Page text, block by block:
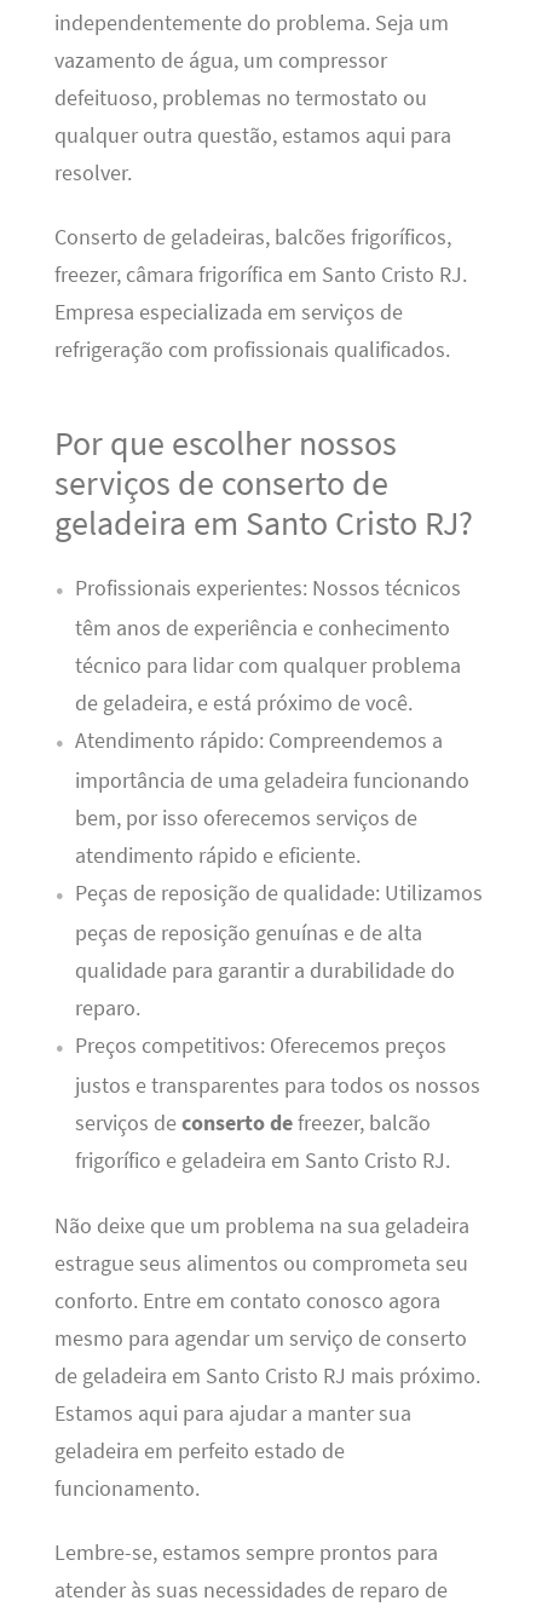
independentemente do problema. Seja um
vazamento de água, um compressor
defeituoso, problemas no termostato ou
qualquer outra questão, estamos aqui para
resolver.
Conserto de geladeiras, balcões frigoríficos,
freezer, câmara frigorífica em Santo Cristo RJ.
Empresa especializada em serviços de
refrigeração com profissionais qualificados.
Por que escolher nossos
serviços de conserto de
geladeira em Santo Cristo RJ?
Profissionais experientes: Nossos técnicos
têm anos de experiência e conhecimento
técnico para lidar com qualquer problema
de geladeira, e está próximo de você.
Atendimento rápido: Compreendemos a
importância de uma geladeira funcionando
bem, por isso oferecemos serviços de
atendimento rápido e eficiente.
Peças de reposição de qualidade: Utilizamos
peças de reposição genuínas e de alta
qualidade para garantir a durabilidade do
reparo.
Preços competitivos: Oferecemos preços
justos e transparentes para todos os nossos
serviços deconserto defreezer, balcão
frigorífico e geladeira em Santo Cristo RJ.
Não deixe que um problema na sua geladeira
estrague seus alimentos ou comprometa seu
conforto. Entre em contato conosco agora
mesmo para agendar um serviço de conserto
de geladeira em Santo Cristo RJ mais próximo.
Estamos aqui para ajudar a manter sua
geladeira em perfeito estado de
funcionamento.
Lembre-se, estamos sempre prontos para
atender às suas necessidades de reparo de